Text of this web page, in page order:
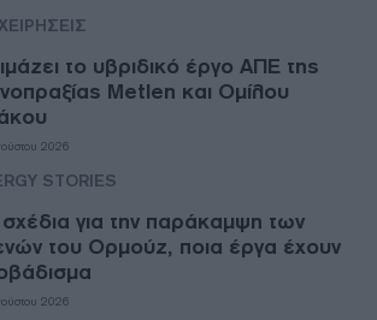
το υβριδικό έργο ΑΠΕ της
Metlen και Ομίλου
2026
STORIES
για την παράκαμψη των
του Ορμούζ, ποια έργα έχουν
2026